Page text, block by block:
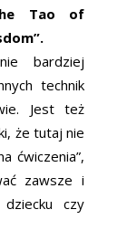
Tao of
bardziej
technik
Jest też
że tutaj nie
ćwiczenia”,
zawsze i
czy